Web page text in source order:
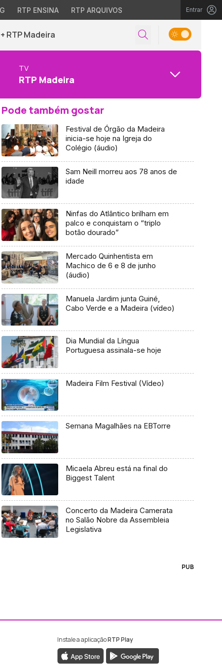
RTP ENSINA RTP ARQUIVOS Entrar
+ RTP Madeira
TV
RTP Madeira
Pode também gostar
Festival de Órgão da Madeira
inicia-se hoje na Igreja do
Colégio (áudio)
Sam Neill morreu aos 78 anos de
idade
Ninfas do Atlântico brilham em
palco e conquistam o “triplo
botão dourado”
Mercado Quinhentista em
Machico de 6 e 8 de junho
(áudio)
Manuela Jardim junta Guiné,
Cabo Verde e a Madeira (vídeo)
Dia Mundial da Língua
Portuguesa assinala-se hoje
Madeira Film Festival (Vídeo)
Semana Magalhães na EBTorre
Micaela Abreu está na final do
Biggest Talent
Concerto da Madeira Camerata
no Salão Nobre da Assembleia
Legislativa
PUB
da RTP Madeira
da RTP Madeira
Instale a aplicaçãoRTP Play